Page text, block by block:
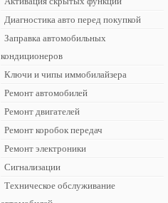
Диагностика авто перед покупкой
Заправка автомобильных
кондиционеров
Ключи и чипы иммобилайзера
Ремонт автомобилей
Ремонт двигателей
Ремонт коробок передач
Ремонт электроники
Сигнализации
Техническое обслуживание